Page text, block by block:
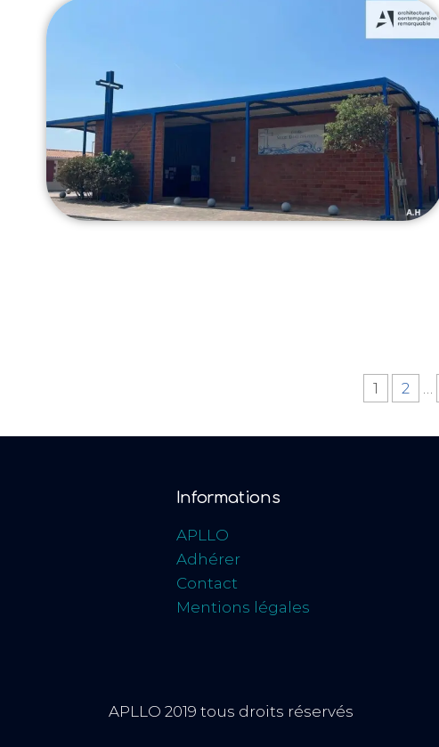
1 2 …
Informations
APLLO
Adhérer
Contact
Mentions légales
APLLO 2019 tous droits réservés